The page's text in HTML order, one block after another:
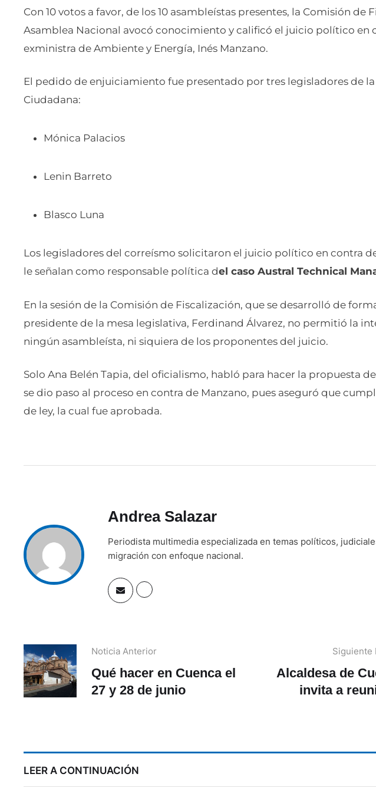
Con 10 votos a favor, de los 10 asambleístas presentes, la Comisión de
Asamblea Nacional avocó conocimiento y calificó el juicio político en
exministra de Ambiente y Energía, Inés Manzano.
El pedido de enjuiciamiento fue presentado por tres legisladores de
Ciudadana:
Mónica Palacios
Lenin Barreto
Blasco Luna
Los legisladores del correísmo solicitaron el juicio político en contra
le señalan como responsable política del caso Austral Technical
En la sesión de la Comisión de Fiscalización, que se desarrolló de
presidente de la mesa legislativa, Ferdinand Álvarez, no permitió la
ningún asambleísta, ni siquiera de los proponentes del juicio.
Solo Ana Belén Tapia, del oficialismo, habló para hacer la propuesta
se dio paso al proceso en contra de Manzano, pues aseguró que
de ley, la cual fue aprobada.
Andrea Salazar
Periodista multimedia especializada en temas políticos,
migración con enfoque nacional.
Noticia Anterior
Qué hacer en Cuenca el
27 y 28 de junio
Siguiente
Alcaldesa de
invita a
LEER A CONTINUACIÓN